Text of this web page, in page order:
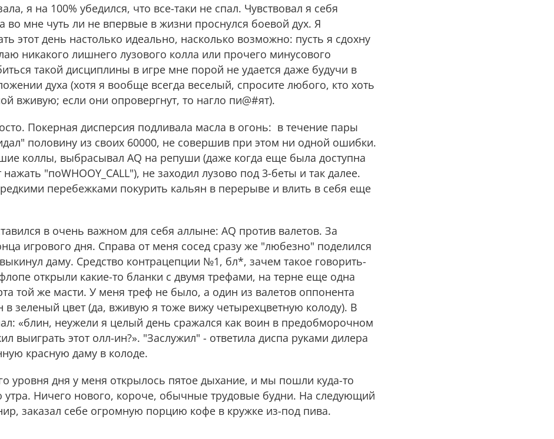
я на 100% убедился, что все-таки не спал. Чувствовал я себя
во мне чуть ли не впервые в жизни проснулся боевой дух. Я
этот день настолько идеально, насколько возможно: пусть я сдохну
никакого лишнего лузового колла или прочего минусового
такой дисциплины в игре мне порой не удается даже будучи в
духа (хотя я вообще всегда веселый, спросите любого, кто хоть
вживую; если они опровергнут, то нагло пи@#ят).
Покерная дисперсия подливала масла в огонь: в течение пары
половину из своих 60000, не совершив при этом ни одной ошибки.
коллы, выбрасывал AQ на репуши (даже когда еще была доступна
"поWHOOY_CALL"), не заходил лузово под 3-беты и так далее.
перебежками покурить кальян в перерыве и влить в себя еще
в очень важном для себя аллыне: AQ против валетов. За
игрового дня. Справа от меня сосед сразу же "любезно" поделился
даму. Средство контрацепции №1, бл*, зачем такое говорить-
открыли какие-то бланки с двумя трефами, на терне еще одна
той же масти. У меня треф не было, а один из валетов оппонента
зеленый цвет (да, вживую я тоже вижу четырехцветную колоду). В
«блин, неужели я целый день сражался как воин в предобморочном
выиграть этот олл-ин?». "Заслужил" - ответила диспа руками дилера
красную даму в колоде.
уровня дня у меня открылось пятое дыхание, и мы пошли куда-то
утра. Ничего нового, короче, обычные трудовые будни. На следующий
заказал себе огромную порцию кофе в кружке из-под пива.